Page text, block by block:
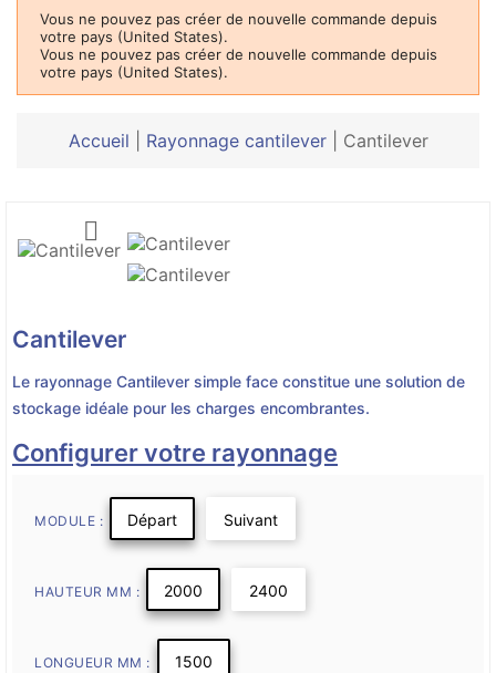
Vous ne pouvez pas créer de nouvelle commande depuis
votre pays (United States).
Vous ne pouvez pas créer de nouvelle commande depuis
votre pays (United States).
Accueil Rayonnage cantilever| Cantilever

Cantilever
Le rayonnage Cantilever simple face constitue une solution de
stockage idéale pour les charges encombrantes.
Configurer votre rayonnage
MODULE : Départ Suivant
HAUTEUR MM : 2000 2400
LONGUEUR MM : 1500